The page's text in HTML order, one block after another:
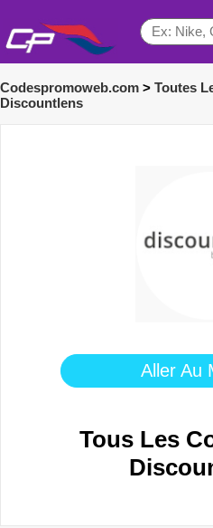
Codespromoweb.com > Toutes
Discountlens
Aller Au
Tous Les